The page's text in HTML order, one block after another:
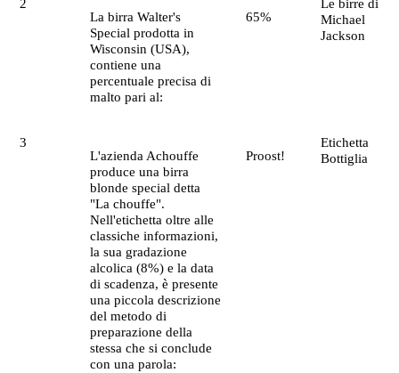
2
La birra Walter's
Special prodotta in
Wisconsin (USA),
contiene una
percentuale precisa di
malto pari al:
65%
Le birre di
Michael
Jackson
3
L'azienda Achouffe
produce una birra
blonde special detta
"La chouffe".
Nell'etichetta oltre alle
classiche informazioni,
la sua gradazione
alcolica (8%) e la data
di scadenza, è presente
una piccola descrizione
del metodo di
preparazione della
stessa che si conclude
con una parola:
Proost!
Etichetta
Bottiglia